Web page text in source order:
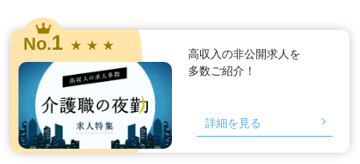
No.1 ★ ★ ★
高収入の非公開求人を
多数ご紹介！
詳細を見る